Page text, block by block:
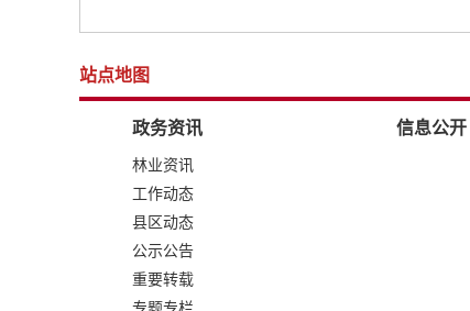
站点地图
政务资讯
林业资讯
工作动态
县区动态
公示公告
重要转载
信息公开